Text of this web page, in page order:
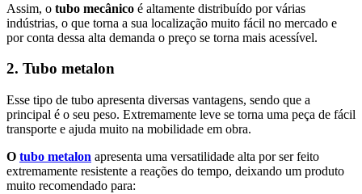
Assim, o tubo mecânico é altamente distribuído por várias
indústrias, o que torna a sua localização muito fácil no mercado e
por conta dessa alta demanda o preço se torna mais acessível.
2. Tubo metalon
Esse tipo de tubo apresenta diversas vantagens, sendo que a
principal é o seu peso. Extremamente leve se torna uma peça de fácil
transporte e ajuda muito na mobilidade em obra.
O tubo metalon apresenta uma versatilidade alta por ser feito
extremamente resistente a reações do tempo, deixando um produto
muito recomendado para: